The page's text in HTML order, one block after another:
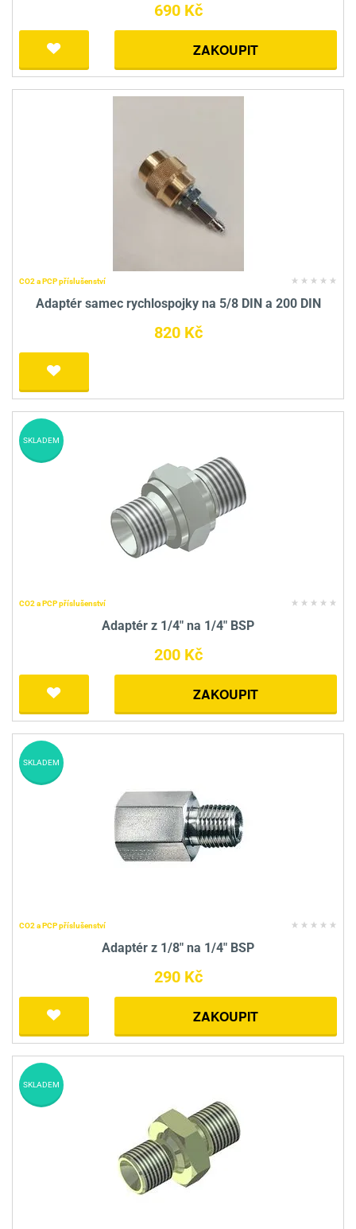
690 Kč
ZAKOUPIT
CO2 a PCP příslušenství
Adaptér samec rychlospojky na 5/8 DIN a 200 DIN
820 Kč
CO2 a PCP příslušenství
Adaptér z 1/4" na 1/4" BSP
200 Kč
ZAKOUPIT
SKLADEM
CO2 a PCP příslušenství
Adaptér z 1/8" na 1/4" BSP
290 Kč
ZAKOUPIT
SKLADEM
SKLADEM